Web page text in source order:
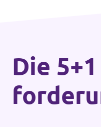
Die